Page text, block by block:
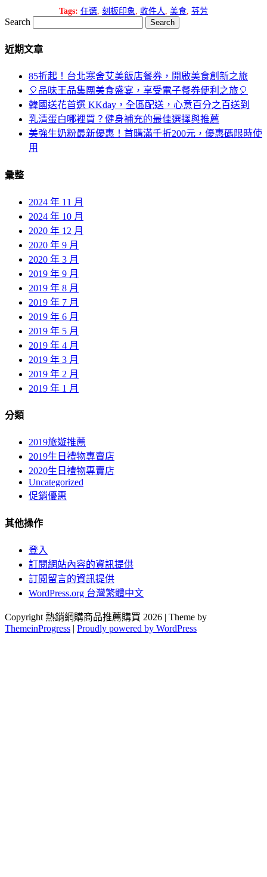
Tags: 任選 刻板印象 收件人 美食 芬芳
Search
近期文章
85折起！台北寒舍艾美飯店餐券，開啟美食創新之旅
🎈品味王品集團美食盛宴，享受電子餐券便利之旅🎈
韓國送花首選 KKday，全區配送，心意百分之百送到
乳清蛋白哪裡買？健身補充的最佳選擇與推薦
美強生奶粉最新優惠！首購滿千折200元，優惠碼限時使
用
彙整
2024 年 11 月
2024 年 10 月
2020 年 12 月
2020 年 9 月
2020 年 3 月
2019 年 9 月
2019 年 8 月
2019 年 7 月
2019 年 6 月
2019 年 5 月
2019 年 4 月
2019 年 3 月
2019 年 2 月
2019 年 1 月
分類
2019旅遊推薦
2019生日禮物專賣店
2020生日禮物專賣店
Uncategorized
促銷優惠
其他操作
登入
訂閱網站內容的資訊提供
訂閱留言的資訊提供
WordPress.org 台灣繁體中文
Copyright 熱銷網購商品推薦購買 2026 | Theme by
ThemeinProgress | Proudly powered by WordPress